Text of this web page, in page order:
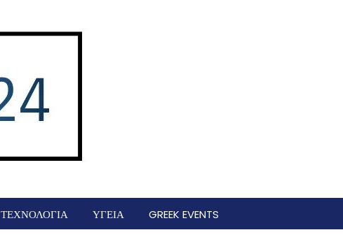
ΤΕΧΝΟΛΟΓΙΑ ΥΓΕΙΑ GREEK EVENTS